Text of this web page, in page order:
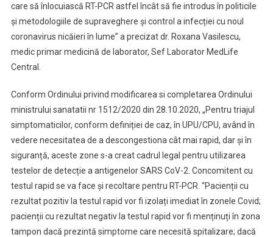
care să înlocuiască RT-PCR astfel încât să fie introdus în politicile
și metodologiile de supraveghere și control a infecției cu noul
coronavirus nicăieri în lume” a precizat dr. Roxana Vasilescu,
medic primar medicină de laborator, Sef Laborator MedLife
Central.
Conform Ordinului privind modificarea si completarea Ordinului
ministrului sanatatii nr 1512/2020 din 28.10.2020, „Pentru triajul
simptomaticilor, conform definiției de caz, în UPU/CPU, având în
vedere necesitatea de a descongestiona cât mai rapid, dar și în
siguranță, aceste zone s-a creat cadrul legal pentru utilizarea
testelor de detecție a antigenelor SARS CoV-2. Concomitent cu
testul rapid se va face și recoltare pentru RT-PCR. “Pacienții cu
rezultat pozitiv la testul rapid vor fi izolați imediat în zonele Covid;
pacienții cu rezultat negativ la testul rapid vor fi menținuți în zona
tampon dacă prezintă simptome care necesită spitalizare; dacă